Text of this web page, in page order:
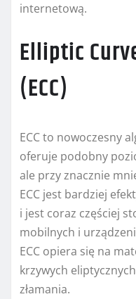
internetową.
Elliptic
(ECC)
ECC to nowoczesny
oferuje podobny
ale przy znacznie
ECC jest bardziej
i jest coraz częściej
mobilnych i
ECC opiera się na
krzywych
złamania.